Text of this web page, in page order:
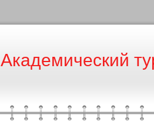
Академический